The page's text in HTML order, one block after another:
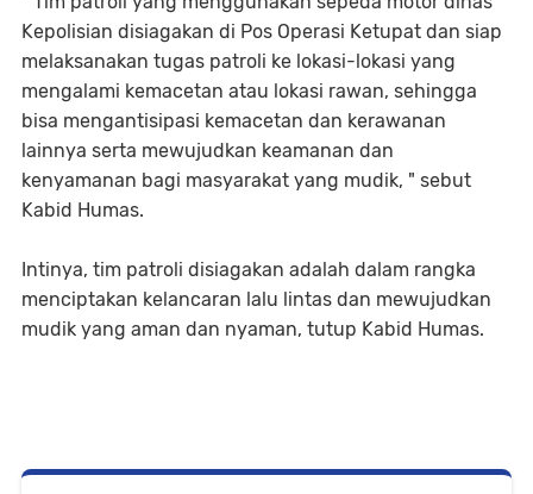
Kepolisian disiagakan di Pos Operasi Ketupat dan siap
melaksanakan tugas patroli ke lokasi-lokasi yang
mengalami kemacetan atau lokasi rawan, sehingga
bisa mengantisipasi kemacetan dan kerawanan
lainnya serta mewujudkan keamanan dan
kenyamanan bagi masyarakat yang mudik, " sebut
Kabid Humas.
Intinya, tim patroli disiagakan adalah dalam rangka
menciptakan kelancaran lalu lintas dan mewujudkan
mudik yang aman dan nyaman, tutup Kabid Humas.